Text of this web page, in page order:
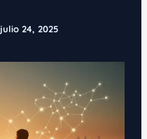
julio 24, 2025